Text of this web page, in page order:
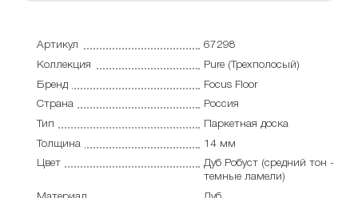
Артикул
67298
Коллекция
Pure (Трехполосый)
Бренд
Focus Floor
Страна
Россия
Тип
Паркетная доска
Толщина
14 мм
Цвет
Дуб Робуст (средний тон -
темные ламели)